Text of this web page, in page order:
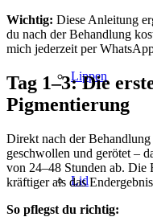
Lippen
Lid
Wichtig: Diese Anleitung
du nach der Behandlung
mich jederzeit per
Tag 1–3: Die
Pigmentierung
Direkt nach der
geschwollen und gerötet –
von 24–48 Stunden ab. Die
kräftiger als das
So pflegst du richtig: